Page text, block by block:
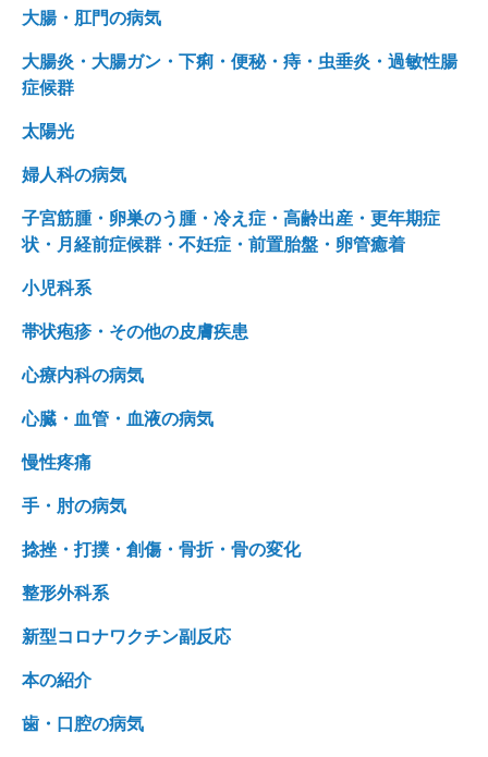
大腸・肛門の病気
大腸炎・大腸ガン・下痢・便秘・痔・虫垂炎・過敏性腸
症候群
太陽光
婦人科の病気
子宮筋腫・卵巣のう腫・冷え症・高齢出産・更年期症
状・月経前症候群・不妊症・前置胎盤・卵管癒着
小児科系
帯状疱疹・その他の皮膚疾患
心療内科の病気
心臓・血管・血液の病気
慢性疼痛
手・肘の病気
捻挫・打撲・創傷・骨折・骨の変化
整形外科系
新型コロナワクチン副反応
本の紹介
歯・口腔の病気